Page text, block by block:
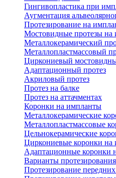
Гингивопластика при
Аугментация
Протезирование на
Мостовидные протезы на
Металлокерамический
Металлопластмассовый
Циркониевый
Адаптационный протез
Акриловый протез
Протез на балке
Протез на аттачментах
Коронки на импланты
Металлокерамические
Металлопластмассовые
Цельнокерамические
Циркониевые коронки на
Адаптационные коронки
Варианты протезирования
Протезирование передних